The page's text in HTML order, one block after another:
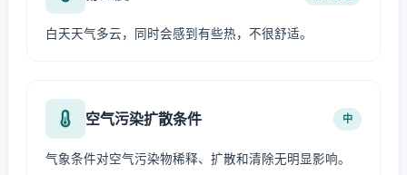
白天天气多云，同时会感到有些热，不很舒适。
空气污染扩散条件 中
气象条件对空气污染物稀释、扩散和清除无明显影响。